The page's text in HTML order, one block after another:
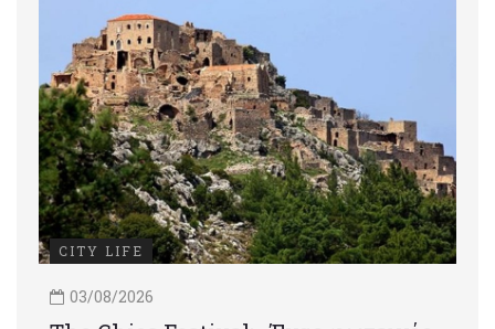
CITY LIFE
03/08/2026